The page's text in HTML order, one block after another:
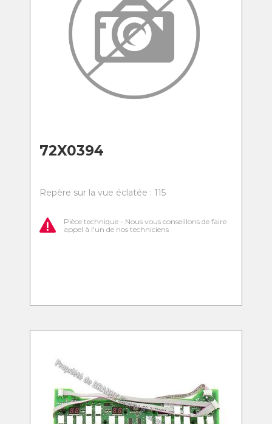
72X0394
Repère sur la vue éclatée : 115
Pièce technique - Nous vous conseillons de faire
appel à l'un de nos techniciens